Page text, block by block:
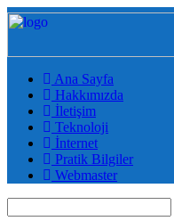
Ana Sayfa
Hakkımızda
İletişim
Teknoloji
İnternet
Pratik Bilgiler
Webmaster